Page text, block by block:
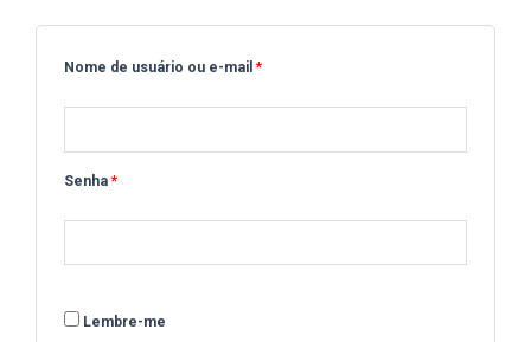
Nome de usuário ou e-mail*
Senha*
Lembre-me